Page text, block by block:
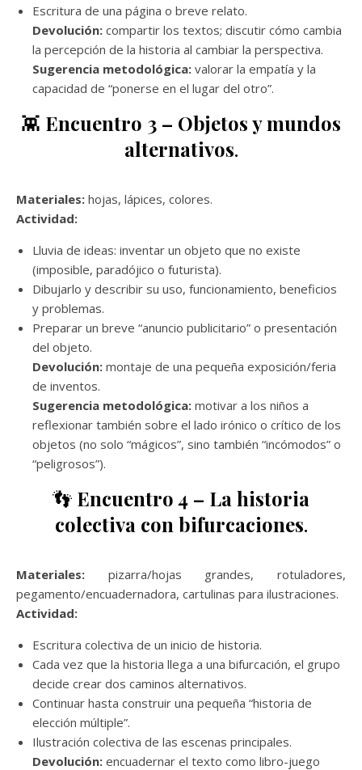
Escritura de una página o breve relato.
Devolución: compartir los textos; discutir cómo cambia
la percepción de la historia al cambiar la perspectiva.
Sugerencia metodológica: valorar la empatía y la
capacidad de “ponerse en el lugar del otro”.
👾 Encuentro 3 – Objetos y mundos
alternativos.
Materiales: hojas, lápices, colores.
Actividad:
Lluvia de ideas: inventar un objeto que no existe
(imposible, paradójico o futurista).
Dibujarlo y describir su uso, funcionamiento, beneficios
y problemas.
Preparar un breve “anuncio publicitario” o presentación
del objeto.
Devolución: montaje de una pequeña exposición/feria
de inventos.
Sugerencia metodológica: motivar a los niños a
reflexionar también sobre el lado irónico o crítico de los
objetos (no solo “mágicos”, sino también “incómodos” o
“peligrosos”).
👣 Encuentro 4 – La historia
colectiva con bifurcaciones.
Materiales: pizarra/hojas grandes, rotuladores,
pegamento/encuadernadora, cartulinas para ilustraciones.
Actividad:
Escritura colectiva de un inicio de historia.
Cada vez que la historia llega a una bifurcación, el grupo
decide crear dos caminos alternativos.
Continuar hasta construir una pequeña “historia de
elección múltiple”.
Ilustración colectiva de las escenas principales.
Devolución: encuadernar el texto como libro-juego